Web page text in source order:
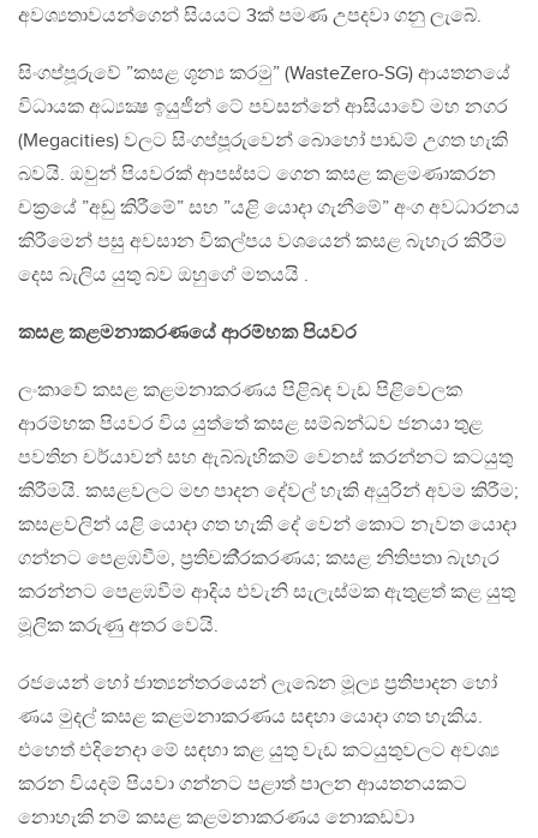
අවශ්‍යතාවයන්ගෙන් සියයට 3ක් පමණ උපදවා ගනු ලැබේ.
සිංගප්පූරුවේ ”කසළ ශූන්‍ය කරමු” (WasteZero-SG) ආයතනයේ
විධායක අධ්‍යක්‍ෂ ඉයුජීන් ටේ පවසන්නේ ආසියාවේ මහ නගර
(Megacities) වලට සිංගප්පූරුවෙන් බොහෝ පාඩම් උගත හැකි
බවයි. ඔවුන් පියවරක් ආපස්සට ගෙන කසළ කළමණාකරන
චක‍්‍රයේ ”අඩු කිරීමේ” සහ ”යළි යොදා ගැනීමේ” අංග අවධාරනය
කිරීමෙන් පසු අවසාන විකල්පය වශයෙන් කසළ බැහැර කිරීම
දෙස බැලිය යුතු බව ඔහුගේ මතයයි .
කසළ කළමනාකරණයේ ආරම්භක පියවර
ලංකාවේ කසළ කළමනාකරණය පිළිබඳ වැඩ පිළිවෙලක
ආරම්භක පියවර විය යුත්තේ කසළ සම්බන්ධව ජනයා තුළ
පවතින චර්යාවන් සහ ඇබ්බැහිකම් වෙනස් කරන්නට කටයුතු
කිරීමයි. කසළවලට මඟ පාදන දේවල් හැකි අයුරින් අවම කිරීම;
කසළවලින් යළි යොදා ගත හැකි දේ වෙන් කොට නැවත යොදා
ගන්නට පෙළඹවීම, ප‍්‍රතිචකී‍්‍රකරණය; කසළ නිතිපතා බැහැර
කරන්නට පෙළඹවීම ආදිය එවැනි සැලැස්මක ඇතුළත් කළ යුතු
මූලික කරුණු අතර වෙයි.
රජයෙන් හෝ ජාත්‍යන්තරයෙන් ලැබෙන මූල්‍ය ප‍්‍රතිපාදන හෝ
ණය මුදල් කසළ කළමනාකරණය සඳහා යොදා ගත හැකිය.
එහෙත් එදිනෙදා මේ සඳහා කළ යුතු වැඩ කටයුතුවලට අවශ්‍ය
කරන වියදම් පියවා ගන්නට පළාත් පාලන ආයතනයකට
නොහැකි නම් කසළ කළමනාකරණය නොකඩවා